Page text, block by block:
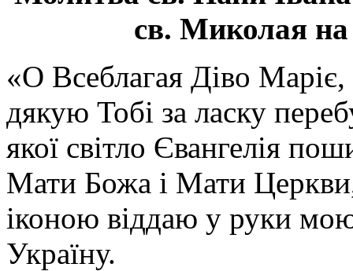
св. Миколая на
«О Всеблагая Діво
дякую Тобі за ласку
якої світло Євангелія
Мати Божа і Мати
іконою віддаю у руки
Україну.